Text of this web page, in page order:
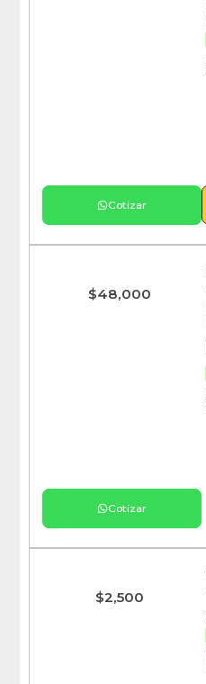
Cotizar
$48,000
Cotizar
$2,500